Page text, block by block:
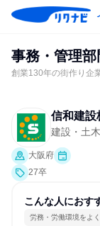
事務・管理部
創業130年の街作り企
信和建設
建設・土木
大阪府
27卒
こんな人におす
労務・労働環境をよ